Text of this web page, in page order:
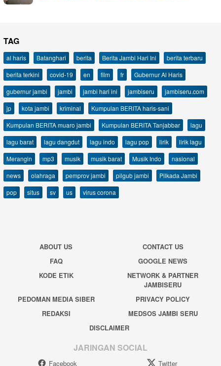
TAG
al haris Batanghari berita Berita Jambi Hari Ini
berita terbaru
berita terkini
covid-19 en film fr
Gubernur Al Haris
gubernur jambi
jambi jambi hari ini jambiseru
jambiseru.com
jp
kota jambi kriminal
Kumpulan BERITA haris-sani
Kumpulan BERITA muaro jambi
Kumpulan BERITA Tanjabbar
lagu
lagu barat
lagu dangdut lagu indo lagu pop lirik
lirik lagu
Merangin
mp3 musik musik barat Musik Indo
nasional
news
olahraga pemprov jambi pilgub jambi
Pilkada Jambi
pop
situs sv us virus corona
ABOUT US
CONTACT US
FAQ
GOOGLE NEWS
KODE ETIK
NETWORK & PARTNER
JAMBISERU
PEDOMAN MEDIA SIBER
PRIVACY POLICY
REDAKSI
MEDSOS JAMBI SERU
DISCLAIMER
JARINGAN SOCIAL
Facebook Twitter